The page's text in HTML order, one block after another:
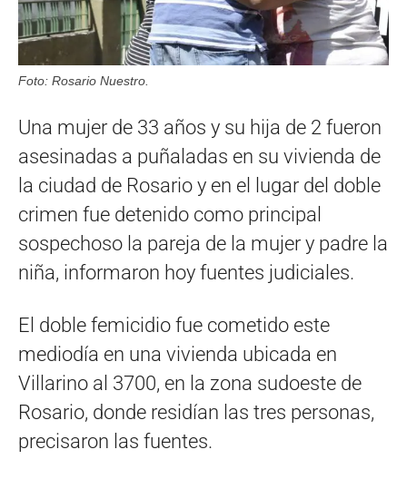
Foto: Rosario Nuestro.
Una mujer de 33 años y su hija de 2 fueron
asesinadas a puñaladas en su vivienda de
la ciudad de Rosario y en el lugar del doble
crimen fue detenido como principal
sospechoso la pareja de la mujer y padre la
niña, informaron hoy fuentes judiciales.
El doble femicidio fue cometido este
mediodía en una vivienda ubicada en
Villarino al 3700, en la zona sudoeste de
Rosario, donde residían las tres personas,
precisaron las fuentes.